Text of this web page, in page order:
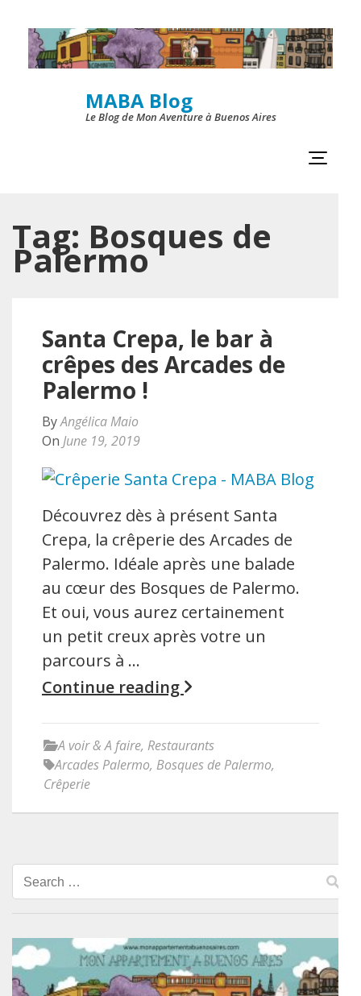
Skip
to
content
MABA Blog
Le Blog de Mon Aventure à Buenos Aires
Tag: Bosques de
Palermo
Santa Crepa, le bar à
crêpes des Arcades de
Palermo !
ByAngélica Maio
On June 19, 2019
Découvrez dès à présent Santa
Crepa, la crêperie des Arcades de
Palermo. Idéale après une balade
au cœur des Bosques de Palermo.
Et oui, vous aurez certainement
un petit creux après votre un
parcours à …
Continue reading
A voir & A faire, Restaurants
Arcades Palermo, Bosques de Palermo,
Crêperie
Search
for: